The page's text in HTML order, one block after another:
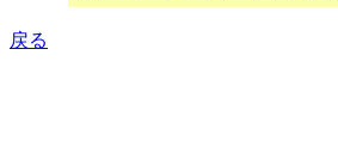
戻る